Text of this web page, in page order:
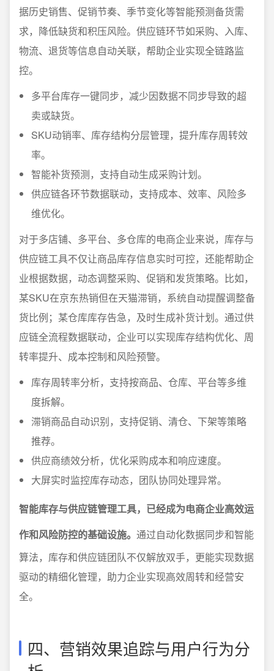
据历史销售、促销节奏、季节变化等智能预测备货需
求，降低缺货和积压风险。供应链环节如采购、入库、
物流、退货等信息自动关联，帮助企业实现全链路监
控。
多平台库存一键同步，减少因数据不同步导致的超
卖或缺货。
SKU动销率、库存结构分层管理，提升库存周转效
率。
智能补货预测，支持自动生成采购计划。
供应链各环节数据联动，支持成本、效率、风险多
维优化。
对于多店铺、多平台、多仓库的电商企业来说，库存与
供应链工具不仅让商品库存信息实时可控，还能帮助企
业根据数据，动态调整采购、促销和发货策略。比如，
某SKU在京东热销但在天猫滞销，系统自动提醒调整备
货比例；某仓库库存告急，及时生成补货计划。通过供
应链全流程数据联动，企业可以实现库存结构优化、周
转率提升、成本控制和风险预警。
库存周转率分析，支持按商品、仓库、平台等多维
度拆解。
滞销商品自动识别，支持促销、清仓、下架等策略
推荐。
供应商绩效分析，优化采购成本和响应速度。
大屏实时监控库存动态，团队协同处理异常。
智能库存与供应链管理工具，已经成为电商企业高效运
作和风险防控的基础设施。 通过自动化数据同步和智能
算法，库存和供应链团队不仅解放双手，更能实现数据
驱动的精细化管理，助力企业实现高效周转和经营安
全。
四、营销效果追踪与用户行为分